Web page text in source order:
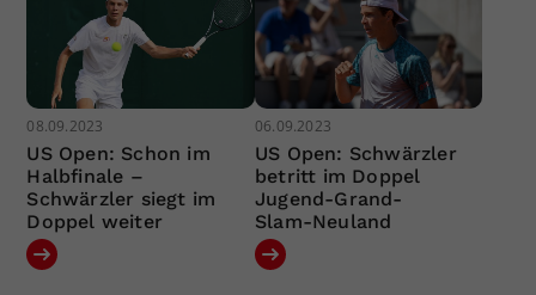
08.09.2023
US Open: Schon im
Halbfinale –
Schwärzler siegt im
Doppel weiter
06.09.2023
US Open: Schwärzler
betritt im Doppel
Jugend-Grand-
Slam-Neuland